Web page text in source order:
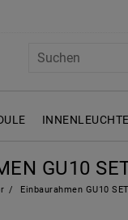
GU10
Einbaurahmen GU10 SET